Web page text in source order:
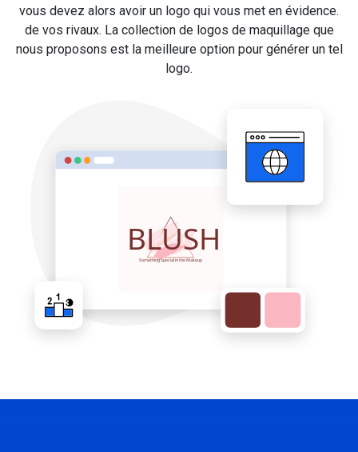
vous devez alors avoir un logo qui vous met en évidence.
de vos rivaux. La collection de logos de maquillage que
nous proposons est la meilleure option pour générer un tel
logo.